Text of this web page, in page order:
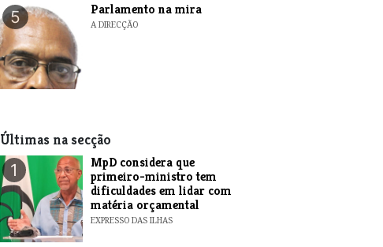
5 Parlamento na mira
A DIRECÇÃO
Últimas na secção
1
MpD considera que
primeiro-ministro tem
dificuldades em lidar com
matéria orçamental
EXPRESSO DAS ILHAS